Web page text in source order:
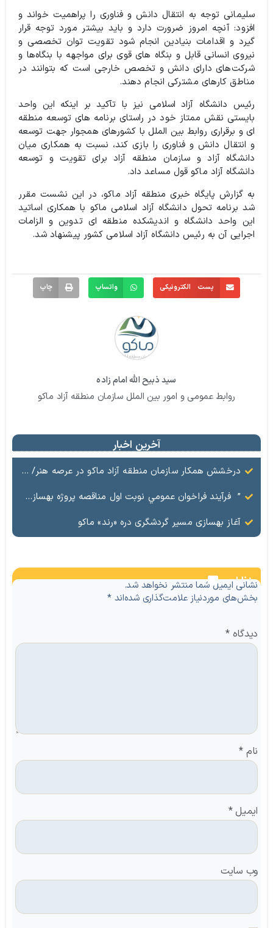
سلیمانی توجه به انتقال دانش و فناوری را پراهمیت خواند و
افزود: آنچه امروز ضرورت دارد و باید بیشتر مورد توجه قرار
گیرد و اقدامات بنیادین انجام شود تقویت توان تخصصی و
نیروی انسانی قابل و بنگاه ‌های قوی برای مواجهه با بنگاه‌ها و
شرکت‌های دارای دانش و تخصص خارجی است که بتوانند در
مناطق کارهای مشترکی انجام دهند.
رئیس دانشگاه آزاد اسلامی نیز با تآکید بر اینکه این واحد
بایستی نقش ممتاز خود در راستای برنامه های توسعه منطقه
ای و برقراری روابط بین الملل با کشورهای همجوار جهت توسعه
و انتقال دانش و فناوری را بازی کند، نسبت به همکاری میان
دانشگاه آزاد و سازمان منطقه آزاد برای تقویت و توسعه
دانشگاه آزاد ماکو قول مساعد داد.
به گزارش پایگاه خبری منطقه آزاد ماکو، در این نشست مقرر
شد برنامه تحول دانشگاه آزاد اسلامی ماکو با همکاری اساتید
این واحد دانشگاه و اندیشکده منطقه ای تدوین و الزامات
اجرایی آن به رئیس دانشگاه آزاد اسلامی کشور پیشنهاد شد.
پست الکترونیکی واتساپ چاپ
سید ذبیح الله امام زاده
روابط عمومی و امور بین الملل سازمان منطقه آزاد ماکو
آخرین اخبار
درخشش همکار سازمان منطقه آزاد ماکو در عرصه هنر/ مستند تاریخی «زری خانم» به کارگردانی احد عبادی رونمایی شد
” فرآيند فراخوان عمومي نوبت اول مناقصه پروژه بهسازي و آسفالت راه و پاركينگ مجموعه آب درماني شهرستان شوط منطقه آزاد ماكو “
آغاز بهسازی مسیر گردشگری دره «رند» ماکو
نظرات
نشانی ایمیل شما منتشر نخواهد شد.
بخش‌های موردنیاز علامت‌گذاری شده‌اند*
دیدگاه*
نام *
ایمیل*
وب‌ سایت